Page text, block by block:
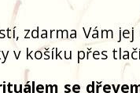
zdarma Vám
v košíku přes
se